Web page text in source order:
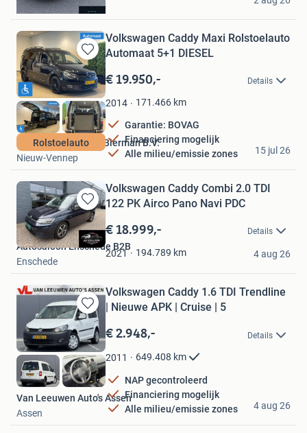
Oldenzaal
Bewaren
in
Mijn
Favorieten
Rolstoelauto
Volkswagen Caddy Maxi Rolstoelauto
Automaat 5+1 DIESEL
€ 19.950,- Details
2014 171.466 km
Garantie: BOVAG
Financiering mogelijk
Alle milieu/emissie zones
Aanpassingsbedrijf Bierman B.V.
Nieuw-Vennep
15 jul 26
Bewaren
in
Mijn
Favorieten
Volkswagen Caddy Combi 2.0 TDI
122 PK Airco Pano Navi PDC
€ 18.999,- Details
2021 194.789 km
Autosaloon Enschede B2B
Enschede
4 aug 26
Bewaren
in
Mijn
Favorieten
Volkswagen Caddy 1.6 TDI Trendline
| Nieuwe APK | Cruise | 5
€ 2.948,- Details
2011 649.408 km
NAP gecontroleerd
Financiering mogelijk
Alle milieu/emissie zones
Van Leeuwen Auto's Assen
Assen
4 aug 26